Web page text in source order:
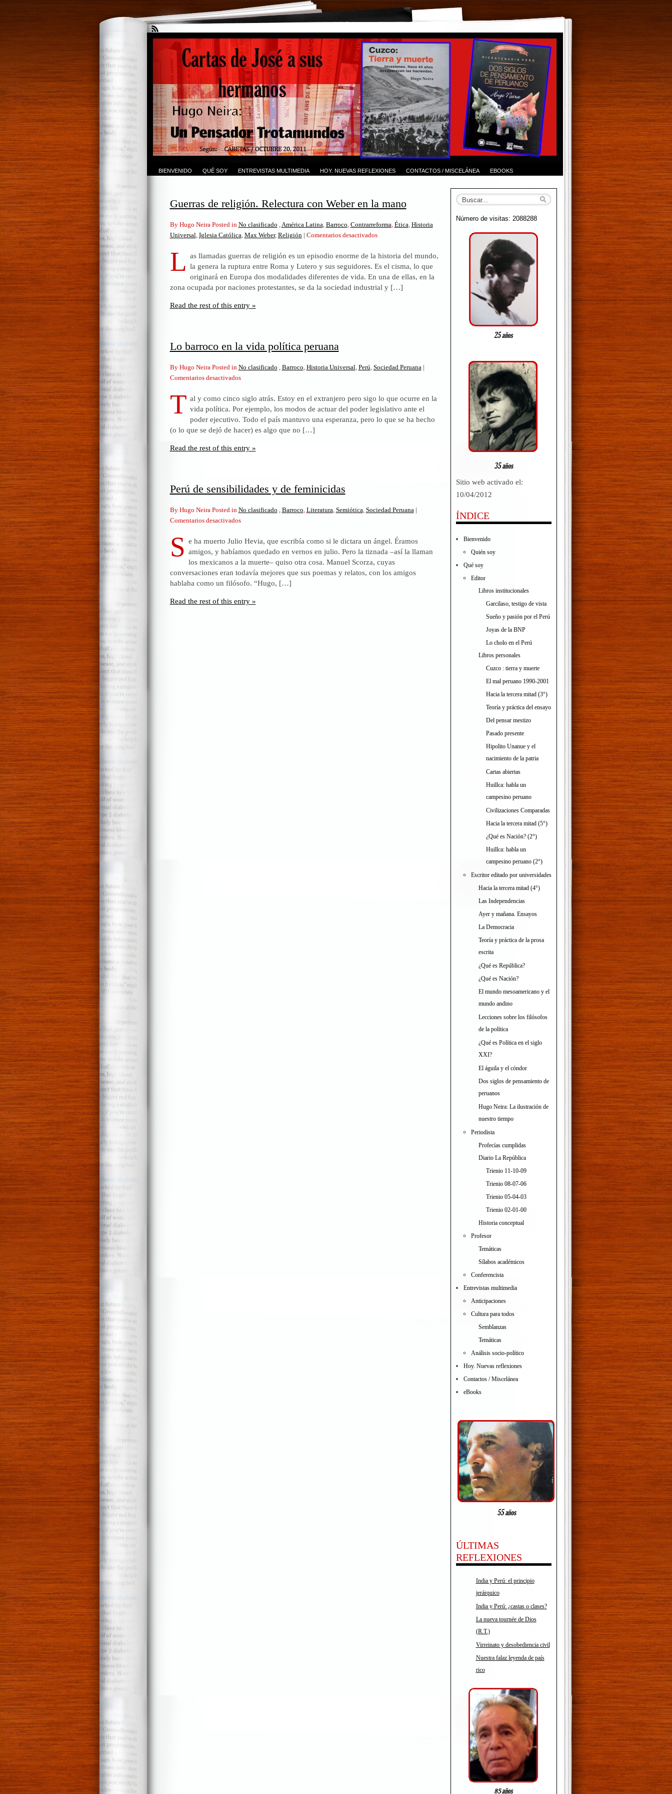
BIENVENIDO QUÉ SOY ENTREVISTAS MULTIMEDIA HOY. NUEVAS REFLEXIONES CONTACTOS / MISCELÁNEA EBOOKS
Guerras de religión. Relectura con Weber en la mano
By Hugo Neira Posted in No clasificado ,América Latina, Barroco, Contrarreforma, Ética, Historia
Universal, Iglesia Católica, Max Weber, Religión | Comentarios desactivadosen
de
religión.
Relectura
con
L as llamadas guerras de religión es un episodio enorme de la historia del mundo,
la genera la ruptura entre Roma y Lutero y sus seguidores. Es el cisma, lo que
originará en Europa dos modalidades diferentes de vida. En una de ellas, en la
zona ocupada por naciones protestantes, se da la sociedad industrial y […]
Read the rest of this entry »
Lo barroco en la vida política peruana
By Hugo Neira Posted in No clasificado Barroco Historia Universal Perú Sociedad Peruana |
Comentarios desactivadosen
barroco
en
la
vida
peruana
T al y como cinco siglo atrás. Estoy en el extranjero pero sigo lo que ocurre en la
vida política. Por ejemplo, los modos de actuar del poder legislativo ante el
poder ejecutivo. Todo el país mantuvo una esperanza, pero lo que se ha hecho
(o lo que se dejó de hacer) es algo que no […]
Read the rest of this entry »
Perú de sensibilidades y de feminicidas
By Hugo Neira Posted in No clasificado Barroco Literatura Semiótica Sociedad Peruana |
Comentarios desactivadosen
de
sensibilidades
y
de
feminicidas
S e ha muerto Julio Hevia, que escribía como si le dictara un ángel. Éramos
amigos, y habíamos quedado en vernos en julio. Pero la tiznada –así la llaman
los mexicanos a la muerte– quiso otra cosa. Manuel Scorza, cuyas
conversaciones eran todavía mejores que sus poemas y relatos, con los amigos
hablaba como un filósofo. “Hugo, […]
Read the rest of this entry »
Número de visitas: 2088288
Sitio web activado el:
10/04/2012
ÍNDICE
Bienvenido
Quién soy
Qué soy
Editor
Libros institucionales
Garcilaso, testigo de vista
Sueño y pasión por el Perú
Joyas de la BNP
Lo cholo en el Perú
Libros personales
Cuzco : tierra y muerte
El mal peruano 1990-2001
Hacia la tercera mitad (3°)
Teoría y práctica del ensayo
Del pensar mestizo
Pasado presente
Hipolito Unanue y el
nacimiento de la patria
Cartas abiertas
Huillca: habla un
campesino peruano
Civilizaciones Comparadas
Hacia la tercera mitad (5°)
¿Qué es Nación? (2°)
Huillca: habla un
campesino peruano (2°)
Escritor editado por universidades
Hacia la tercera mitad (4°)
Las Independencias
Ayer y mañana. Ensayos
La Democracia
Teoría y práctica de la prosa
escrita
¿Qué es República?
¿Qué es Nación?
El mundo mesoamericano y el
mundo andino
Lecciones sobre los filósofos
de la política
¿Qué es Política en el siglo
XXI?
El águila y el cóndor
Dos siglos de pensamiento de
peruanos
Hugo Neira: La ilustración de
nuestro tiempo
Periodista
Profecías cumplidas
Diario La República
Trienio 11-10-09
Trienio 08-07-06
Trienio 05-04-03
Trienio 02-01-00
Historia conceptual
Profesor
Temáticas
Sílabos académicos
Conferencista
Entrevistas multimedia
Anticipaciones
Cultura para todos
Semblanzas
Temáticas
Análisis socio-político
Hoy. Nuevas reflexiones
Contactos / Miscelánea
eBooks
ÚLTIMAS
REFLEXIONES
India y Perú: el principio
jerárquico
India y Perú: ¿castas o clases?
La nueva tournée de Dios
(R.T.)
Virreinato y desobediencia civil
Nuestra falaz leyenda de país
rico